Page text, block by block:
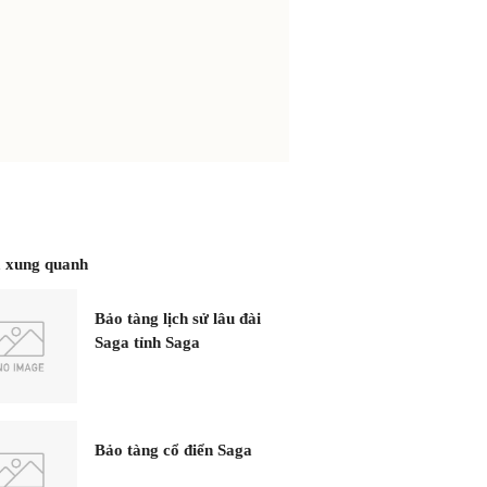
quanh
Bảo tàng lịch sử lâu đài
Saga tỉnh Saga
Bảo tàng cổ điển Saga